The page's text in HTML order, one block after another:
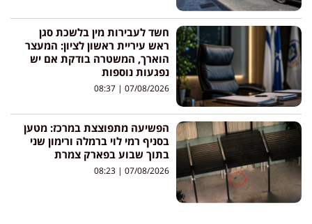
חשד לעבירות מין בלשכת סגן
ראש עיריית ראשון לציון: המעצר
הוארך, המשטרה בודקת אם יש
נפגעות נוספות
07/08/2026
הפשיעה מתפוצצת במרכז: מטען
בסניף רמי לוי ברמלה ורימון שני
בתוך שבוע בפארק צמרת
07/08/2026